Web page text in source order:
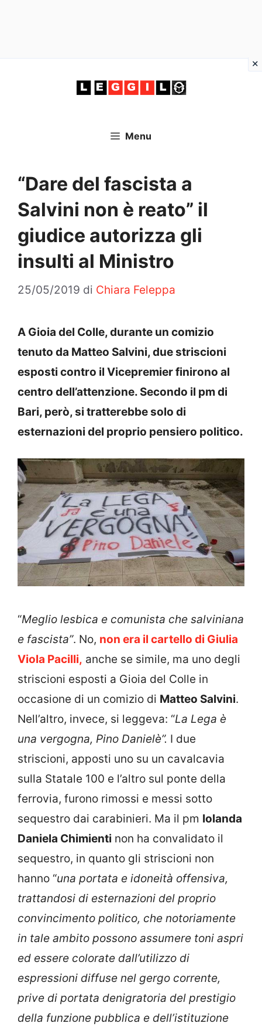
Menu
“Dare del fascista a
Salvini non è reato” il
giudice autorizza gli
insulti al Ministro
25/05/2019 di Chiara Feleppa
A Gioia del Colle, durante un comizio
tenuto da Matteo Salvini, due striscioni
esposti contro il Vicepremier finirono al
centro dell’attenzione. Secondo il pm di
Bari, però, si tratterebbe solo di
esternazioni del proprio pensiero politico.
“Meglio lesbica e comunista che salviniana
e fascista”. No, non era il cartello di Giulia
Viola Pacilli, anche se simile, ma uno degli
striscioni esposti a Gioia del Colle in
occasione di un comizio di Matteo Salvini.
Nell’altro, invece, si leggeva: “La Lega è
una vergogna, Pino Danielè”. I due
striscioni, apposti uno su un cavalcavia
sulla Statale 100 e l’altro sul ponte della
ferrovia, furono rimossi e messi sotto
sequestro dai carabinieri. Ma il pm Iolanda
Daniela Chimienti non ha convalidato il
sequestro, in quanto gli striscioni non
hanno “una portata e idoneità offensiva,
trattandosi di esternazioni del proprio
convincimento politico, che notoriamente
in tale ambito possono assumere toni aspri
ed essere colorate dall’utilizzo di
espressioni diffuse nel gergo corrente,
prive di portata denigratoria del prestigio
della funzione pubblica e dell’istituzione